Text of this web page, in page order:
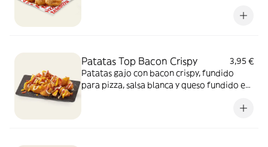
Patatas Top Bacon Crispy
3,95 €
Patatas gajo con bacon crispy, fundido
para pizza, salsa blanca y queso fundido en